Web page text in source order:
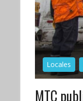
Locales
MTC